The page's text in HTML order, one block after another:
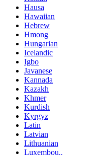
Hausa
Hawaiian
Hebrew
Hmong
Hungarian
Icelandic
Igbo
Javanese
Kannada
Kazakh
Khmer
Kurdish
Kyrgyz
Latin
Latvian
Lithuanian
Luxembou..